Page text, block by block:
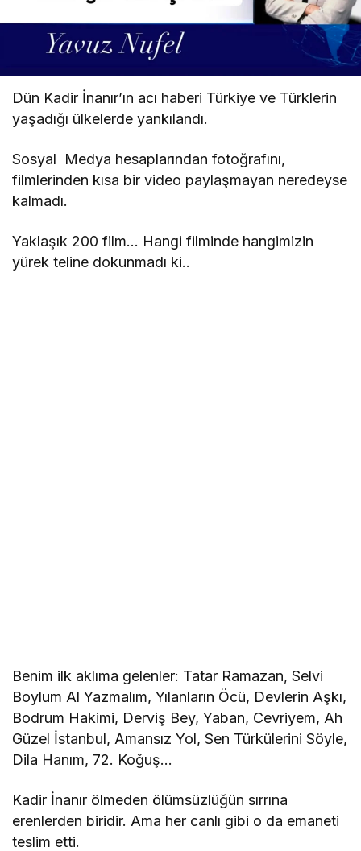
Dün Kadir İnanır’ın acı haberi Türkiye ve Türklerin
yaşadığı ülkelerde yankılandı.
Sosyal Medya hesaplarından fotoğrafını,
filmlerinden kısa bir video paylaşmayan neredeyse
kalmadı.
Yaklaşık 200 film… Hangi filminde hangimizin
yürek teline dokunmadı ki..
Benim ilk aklıma gelenler: Tatar Ramazan, Selvi
Boylum Al Yazmalım, Yılanların Öcü, Devlerin Aşkı,
Bodrum Hakimi, Derviş Bey, Yaban, Cevriyem, Ah
Güzel İstanbul, Amansız Yol, Sen Türkülerini Söyle,
Dila Hanım, 72. Koğuş…
Kadir İnanır ölmeden ölümsüzlüğün sırrına
erenlerden biridir. Ama her canlı gibi o da emaneti
teslim etti.